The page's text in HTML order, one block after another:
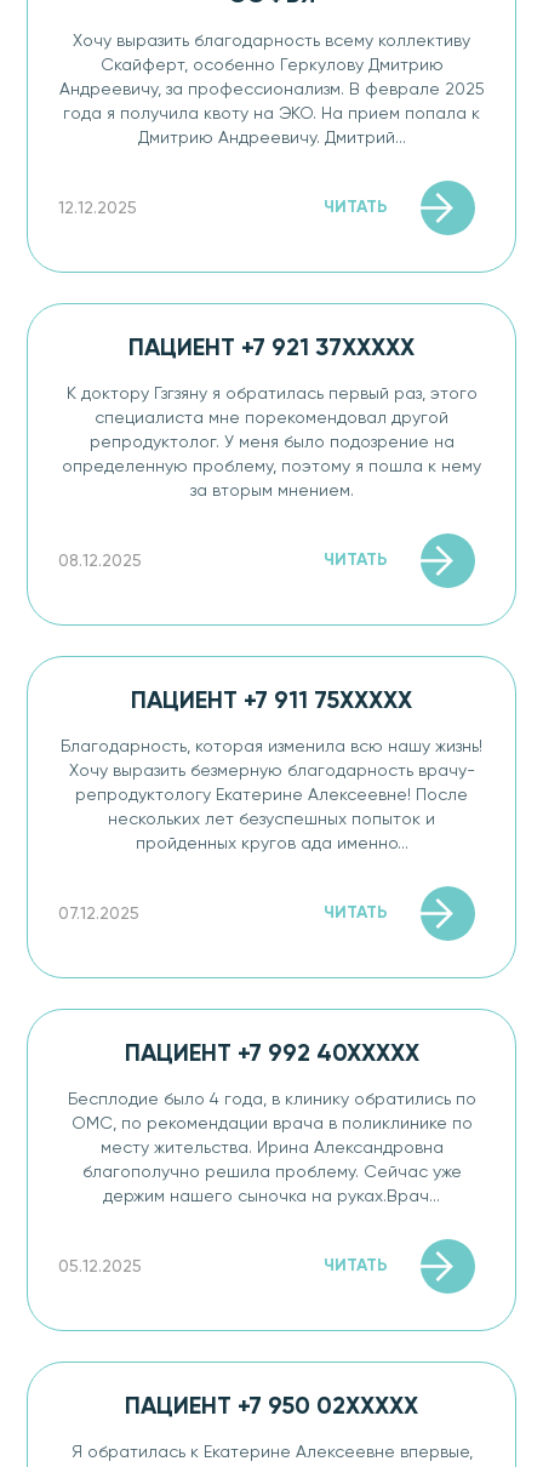
Хочу выразить благодарность всему коллективу
Скайферт, особенно Геркулову Дмитрию
Андреевичу, за профессионализм. В феврале 2025
года я получила квоту на ЭКО. На прием попала к
Дмитрию Андреевичу. Дмитрий...
12.12.2025 ЧИТАТЬ
ПАЦИЕНТ +7 921 37XXXXX
К доктору Гзгзяну я обратилась первый раз, этого
специалиста мне порекомендовал другой
репродуктолог. У меня было подозрение на
определенную проблему, поэтому я пошла к нему
за вторым мнением.
08.12.2025 ЧИТАТЬ
ПАЦИЕНТ +7 911 75XXXXX
Благодарность, которая изменила всю нашу жизнь!
Хочу выразить безмерную благодарность врачу-
репродуктологу Екатерине Алексеевне! После
нескольких лет безуспешных попыток и
пройденных кругов ада именно...
07.12.2025 ЧИТАТЬ
ПАЦИЕНТ +7 992 40XXXXX
Бесплодие было 4 года, в клинику обратились по
ОМС, по рекомендации врача в поликлинике по
месту жительства. Ирина Александровна
благополучно решила проблему. Сейчас уже
держим нашего сыночка на руках.Врач...
05.12.2025 ЧИТАТЬ
ПАЦИЕНТ +7 950 02XXXXX
Я обратилась к Екатерине Алексеевне впервые,